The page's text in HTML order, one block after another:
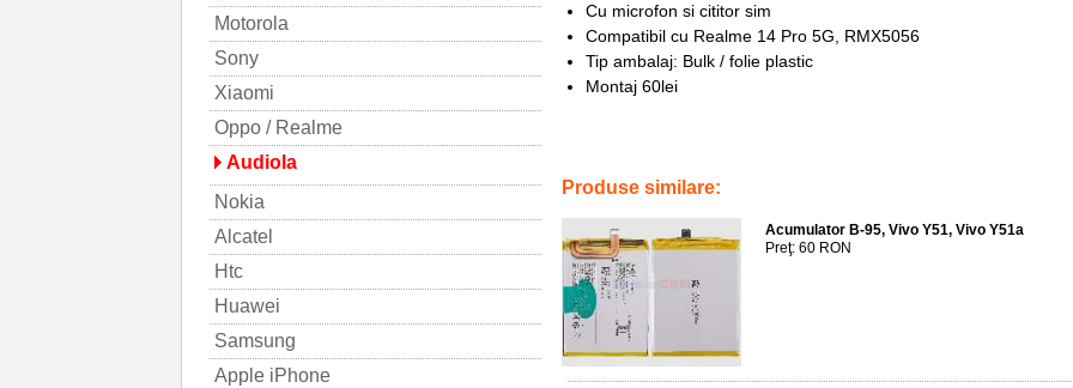
Motorola
Sony
Xiaomi
Oppo / Realme
Audiola
Nokia
Alcatel
Htc
Huawei
Samsung
Apple iPhone
Cu microfon si cititor sim
Compatibil cu Realme 14 Pro 5G, RMX5056
Tip ambalaj: Bulk / folie plastic
Montaj 60lei
Produse similare:
Acumulator B-95, Vivo Y51, Vivo Y51a
Preţ: 60 RON